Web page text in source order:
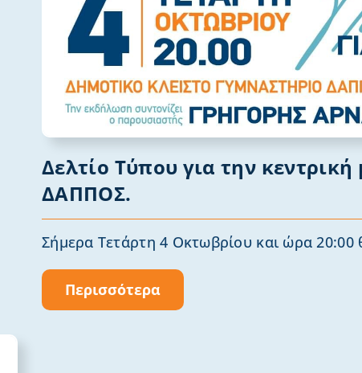
Δελτίο Τύπου για την κεντρική
ΔΑΠΠΟΣ.
Σήμερα Τετάρτη 4 Οκτωβρίου και ώρα 20:00
Περισσότερα